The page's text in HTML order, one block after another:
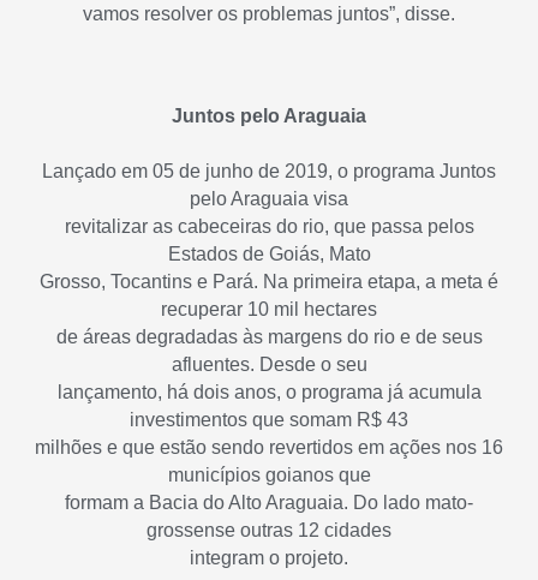
vamos resolver os problemas juntos”, disse.
Juntos pelo Araguaia
Lançado em 05 de junho de 2019, o programa Juntos
pelo Araguaia visa
revitalizar as cabeceiras do rio, que passa pelos
Estados de Goiás, Mato
Grosso, Tocantins e Pará. Na primeira etapa, a meta é
recuperar 10 mil hectares
de áreas degradadas às margens do rio e de seus
afluentes. Desde o seu
lançamento, há dois anos, o programa já acumula
investimentos que somam R$ 43
milhões e que estão sendo revertidos em ações nos 16
municípios goianos que
formam a Bacia do Alto Araguaia. Do lado mato-
grossense outras 12 cidades
integram o projeto.